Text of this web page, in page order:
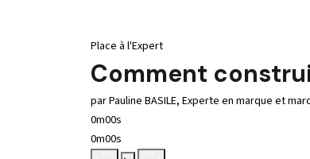
Place à l'Expert
Comment
par Pauline BASILE, Experte en marque et
0m00s
0m00s